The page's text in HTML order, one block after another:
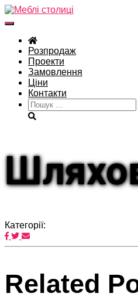
Перемкнути
навігацію
Розпродаж
Проекти
Замовлення
Ціни
Контакти
Пошук:
Категорії:
Related